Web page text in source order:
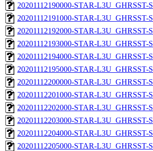
20201112190000-STAR-
20201112191000-STAR-
20201112192000-STAR-
20201112193000-STAR-
20201112194000-STAR-
20201112195000-STAR-
20201112200000-STAR-
20201112201000-STAR-
20201112202000-STAR-
20201112203000-STAR-
20201112204000-STAR-
20201112205000-STAR-